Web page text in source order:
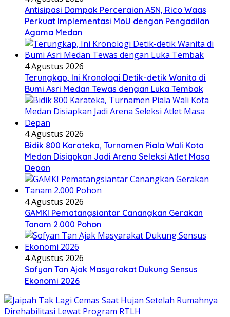
Antisipasi Dampak Perceraian ASN, Rico Waas
Perkuat Implementasi MoU dengan Pengadilan
Agama Medan
4 Agustus 2026
Terungkap, Ini Kronologi Detik-detik Wanita di
Bumi Asri Medan Tewas dengan Luka Tembak
4 Agustus 2026
Bidik 800 Karateka, Turnamen Piala Wali Kota
Medan Disiapkan Jadi Arena Seleksi Atlet Masa
Depan
4 Agustus 2026
GAMKI Pematangsiantar Canangkan Gerakan
Tanam 2.000 Pohon
4 Agustus 2026
Sofyan Tan Ajak Masyarakat Dukung Sensus
Ekonomi 2026